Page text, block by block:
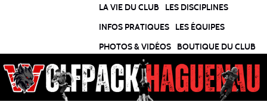
LA VIE DU CLUB
LES DISCIPLINES
INFOS PRATIQUES
LES ÉQUIPES
PHOTOS & VIDÉOS
BOUTIQUE DU CLUB
Panneau de gestion des cookies